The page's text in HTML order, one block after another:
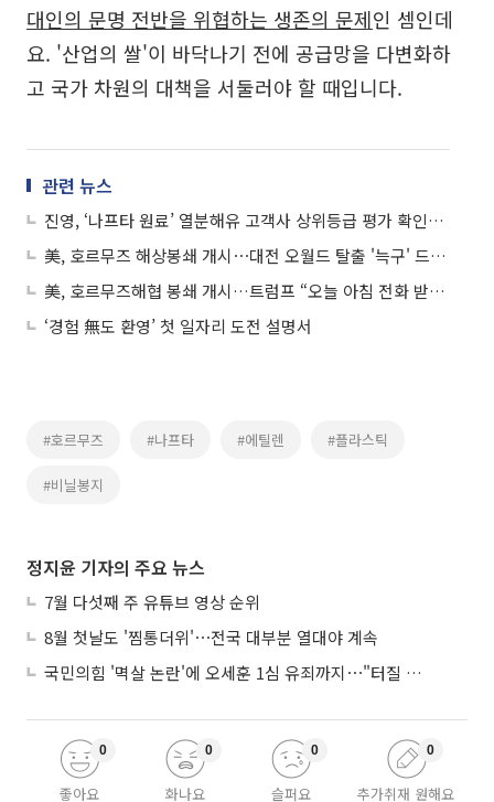
대인의 문명 전반을 위협하는 생존의 문제인 셈인데
요. '산업의 쌀'이 바닥나기 전에 공급망을 다변화하
고 국가 차원의 대책을 서둘러야 할 때입니다.
관련 뉴스
진영, ‘나프타 원료’ 열분해유 고객사 상위등급 평가 확인…생산설비 11기로 확대 추진
美, 호르무즈 해상봉쇄 개시⋯대전 오월드 탈출 '늑구' 드디어 발견 外
美, 호르무즈해협 봉쇄 개시…트럼프 “오늘 아침 전화 받아, 그들은 합의 원해”
‘경험 無도 환영’ 첫 일자리 도전 설명서
#호르무즈 #나프타 #에틸렌 #플라스틱
#비닐봉지
정지윤 기자의 주요 뉴스
7월 다섯째 주 유튜브 영상 순위
8월 첫날도 '찜통더위'⋯전국 대부분 열대야 계속
국민의힘 '멱살 논란'에 오세훈 1심 유죄까지⋯"터질 게 터졌다"
좋아요
0
화나요
0
슬퍼요
0
추가취재 원해요
0